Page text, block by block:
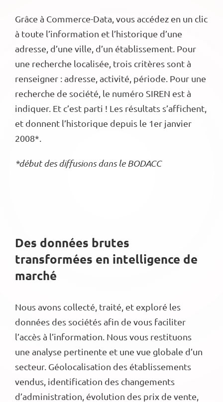
Grâce à Commerce-Data, vous accédez en un clic
à toute l’information et l’historique d’une
adresse, d’une ville, d’un établissement. Pour
une recherche localisée, trois critères sont à
renseigner : adresse, activité, période. Pour une
recherche de société, le numéro SIREN est à
indiquer. Et c’est parti ! Les résultats s’affichent,
et donnent l’historique depuis le 1er janvier
2008*.
*début des diffusions dans le BODACC
Des données brutes
transformées en intelligence de
marché
Nous avons collecté, traité, et exploré les
données des sociétés afin de vous faciliter
l’accès à l’information. Nous vous restituons
une analyse pertinente et une vue globale d’un
secteur. Géolocalisation des établissements
vendus, identification des changements
d’administration, évolution des prix de vente,